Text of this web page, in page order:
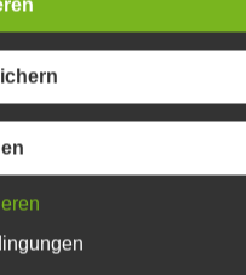
identifiziert werden kann.
identifizierbare natürliche
von dem für die Verarbeitung